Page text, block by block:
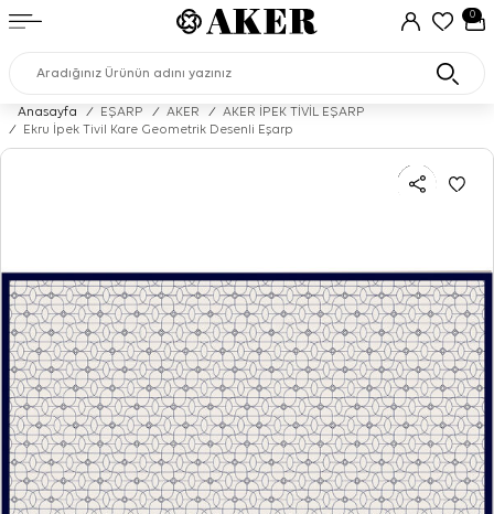
0
Anasayfa / EŞARP / AKER /
AKER İPEK TİVİL EŞARP
/
Ekru İpek Tivil Kare Geometrik Desenli Eşarp